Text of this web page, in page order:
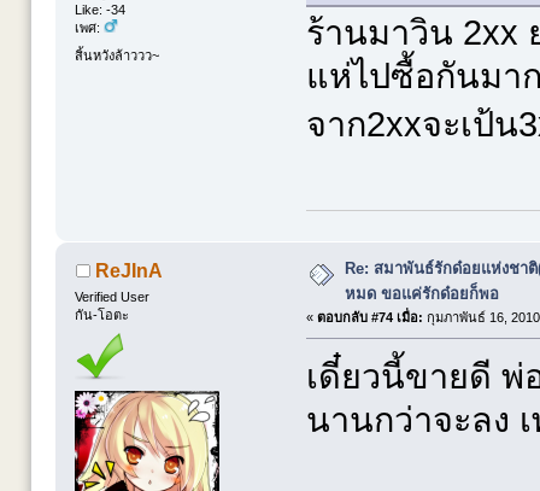
Like: -34
เพศ:
สิ้นหวังล้าววว~
ร้านมาวิน 2xx
แห่ไปซื้อกันมา
จาก2xxจะเป้น
ReJInA
Verified User
กัน-โอตะ
Re: สมาพันธ์รักด๋อยแห่งชา
หมด ขอแค่รักด๋อยก็พอ
« ตอบกลับ #74 เมื่อ: กุมภาพันธ์ 16,
เดี๋ยวนี้ขายดี พ่
นานกว่าจะลง